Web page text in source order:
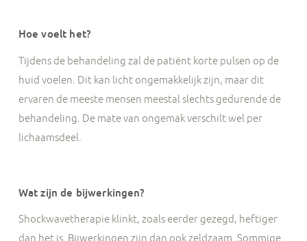
Hoe voelt het?
Tijdens de behandeling zal de patiënt korte pulsen op de
huid voelen. Dit kan licht ongemakkelijk zijn, maar dit
ervaren de meeste mensen meestal slechts gedurende de
behandeling. De mate van ongemak verschilt wel per
lichaamsdeel.
Wat zijn de bijwerkingen?
Shockwavetherapie klinkt, zoals eerder gezegd, heftiger
dan het is. Bijwerkingen zijn dan ook zeldzaam. Sommige